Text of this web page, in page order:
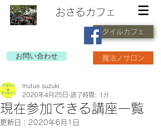
おさるカフェ
タイルカフェ
お問い合わせ 魔法ノサロン
現在参加できる講座一覧
mutue suzuki
2020年4月25日 読了時間: 1分
更新日： 2020年6月1日